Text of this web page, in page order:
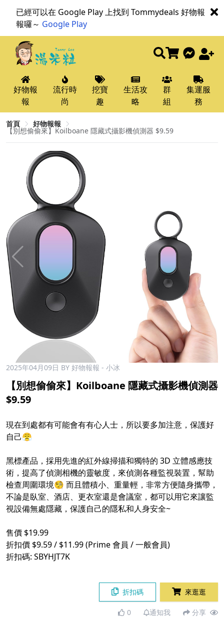
已經可以在 Google Play 上找到 Tommydeals 好物報
報囉～ Google Play
好物報
報
流行時
尚
挖寶
趣
生活攻
略
群
組
集運服
務
首頁 好物報報
【別想偷偷來】Koilboane 隱藏式攝影機偵測器 $9.59
2025年04月09日 BY 好物報報 - 小冰
【別想偷偷來】Koilboane 隱藏式攝影機偵測器
$9.59
現在到處都有可能會有有心人士，所以要多加注意，保護好
自己😤
黑標產品，採用先進的紅外線掃描和獨特的 3D 立體感應技
術，提高了偵測相機的靈敏度，來偵測各種監視裝置，幫助
檢查周圍環境🧐 而且體積小、重量輕，非常方便隨身攜帶，
不論是臥室、酒店、更衣室還是會議室，都可以用它來讓監
視設備無處隱藏，保護自己的隱私和人身安全~
售價 $19.99
折扣價 $9.59 / $11.99 (Prime 會員 / 一般會員)
折扣碼: SBYHJT7K
折扣碼 來逛逛
0 通知我 分享